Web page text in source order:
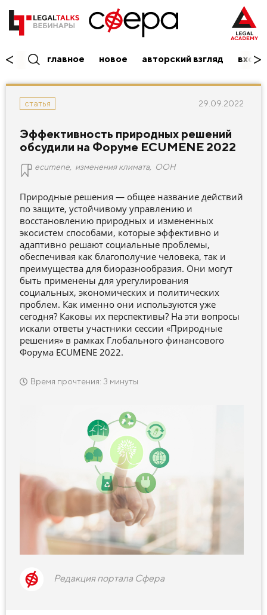
главное новое авторский взгляд вход/
статья 29.09.2022
Эффективность природных решений
обсудили на Форуме ECUMENE 2022
ecumene изменения климата ООН
Природные решения — общее название действий
по защите, устойчивому управлению и
восстановлению природных и измененных
экосистем способами, которые эффективно и
адаптивно решают социальные проблемы,
обеспечивая как благополучие человека, так и
преимущества для биоразнообразия. Они могут
быть применены для урегулирования
социальных, экономических и политических
проблем. Как именно они используются уже
сегодня? Каковы их перспективы? На эти вопросы
искали ответы участники сессии «Природные
решения» в рамках Глобального финансового
Форума ECUMENE 2022.
Время прочтения: 3 минуты
Редакция портала Сфера